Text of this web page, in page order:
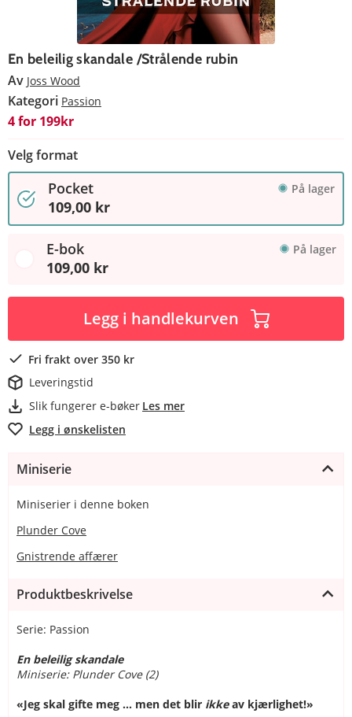
En beleilig skandale /Strålende rubin
Av Joss Wood
Kategori Passion
4 for 199kr
Velg format
Pocket På lager
109,00 kr
E-bok På lager
109,00 kr
Legg i handlekurven
Fri frakt over 350 kr
Leveringstid
Slik fungerer e-bøker Les mer
Legg i ønskelisten
Miniserie
Miniserier i denne boken
Plunder Cove
Gnistrende affærer
Produktbeskrivelse
Serie: Passion
En beleilig skandale
Miniserie: Plunder Cove (2)
«Jeg skal gifte meg ... men det blir ikkeav kjærlighet!»